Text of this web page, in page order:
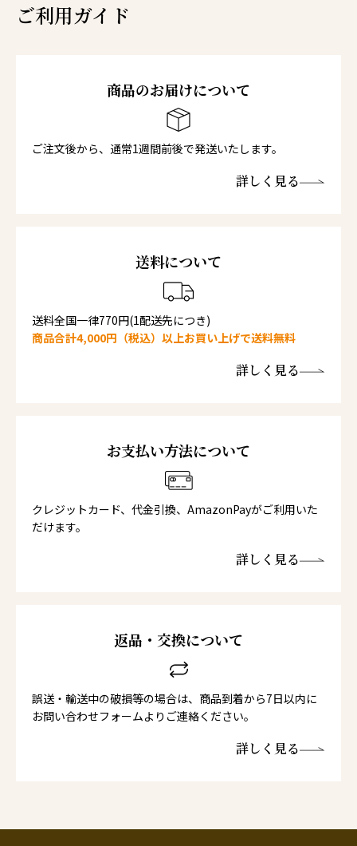
ご利用ガイド
商品のお届けについて
ご注文後から、通常1週間前後で発送いたします。
詳しく見る
送料について
送料全国一律770円(1配送先につき)
商品合計4,000円（税込）以上お買い上げで送料無料
詳しく見る
お支払い方法について
クレジットカード、代金引換、AmazonPayがご利用いた
だけます。
詳しく見る
返品・交換について
誤送・輸送中の破損等の場合は、商品到着から7日以内に
お問い合わせフォームよりご連絡ください。
詳しく見る